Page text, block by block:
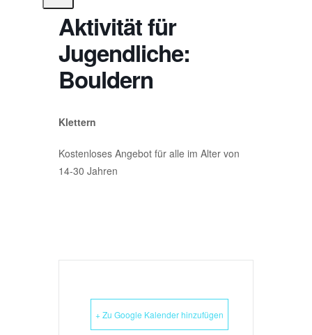
Aktivität für
Jugendliche:
Bouldern
Klettern
Kostenloses Angebot für alle im Alter von
14-30 Jahren
+ Zu Google Kalender hinzufügen